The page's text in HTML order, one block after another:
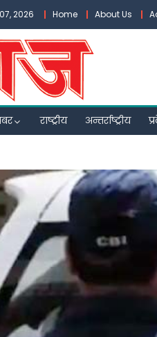
2026 Home About Us
राष्ट्रीय अन्तर्राष्ट्रीय